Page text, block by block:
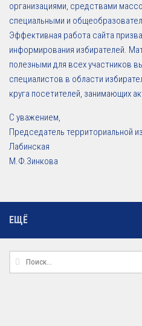
организациями, средствами
специальными и
Эффективная работа сайта
информирования избирателей.
полезными для всех участников
специалистов в области
круга посетителей, занимающих
С уважением,
Председатель территориальной
Лабинская
М.Ф.Зинкова
ЕЩЁ
Найти: